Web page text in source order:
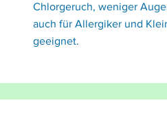
Chlorgeruch, weniger
auch für Allergiker und
geeignet.